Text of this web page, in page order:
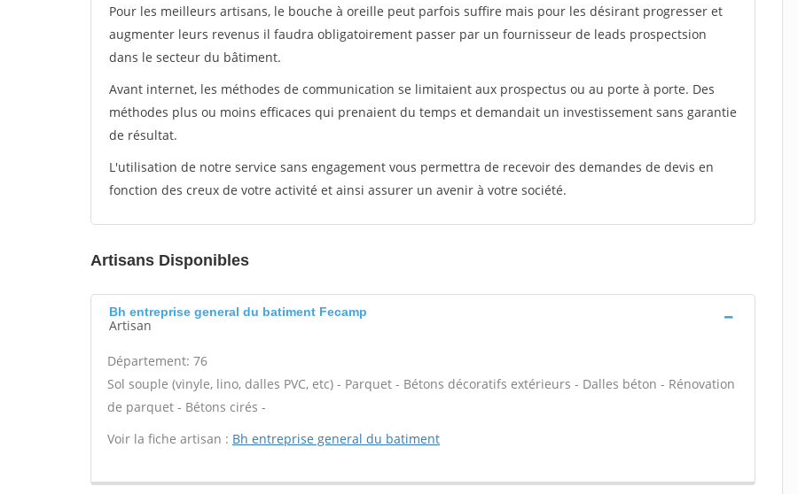
Pour les meilleurs artisans, le bouche à oreille peut parfois suffire mais pour les désirant progresser et
augmenter leurs revenus il faudra obligatoirement passer par un fournisseur de leads prospectsion
dans le secteur du bâtiment.
Avant internet, les méthodes de communication se limitaient aux prospectus ou au porte à porte. Des
méthodes plus ou moins efficaces qui prenaient du temps et demandait un investissement sans garantie
de résultat.
L'utilisation de notre service sans engagement vous permettra de recevoir des demandes de devis en
fonction des creux de votre activité et ainsi assurer un avenir à votre société.
Artisans Disponibles
Bh entreprise general du batiment Fecamp
Artisan
Département: 76
Sol souple (vinyle, lino, dalles PVC, etc) - Parquet - Bétons décoratifs extérieurs - Dalles béton - Rénovation
de parquet - Bétons cirés -
Voir la fiche artisan : Bh entreprise general du batiment